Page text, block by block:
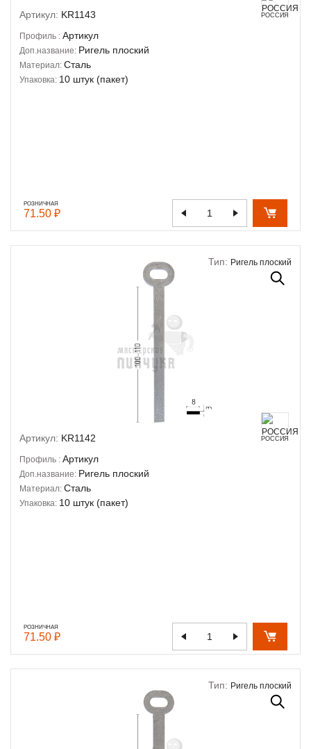
Артикул: KR1143 РОССИЯ
Профиль : Артикул
Доп.название: Ригель плоский
Материал: Сталь
Упаковка: 10 штук (пакет)
РОЗНИЧНАЯ
71.50 ₽
Тип: Ригель плоский
Артикул: KR1142 РОССИЯ
Профиль : Артикул
Доп.название: Ригель плоский
Материал: Сталь
Упаковка: 10 штук (пакет)
РОЗНИЧНАЯ
71.50 ₽
Тип: Ригель плоский